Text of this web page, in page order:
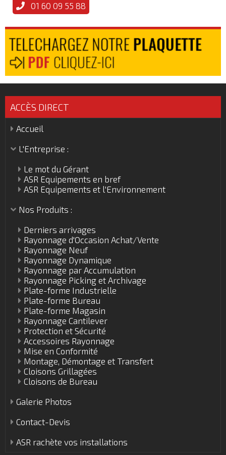
01 60 09 55 88
ACCÈS DIRECT
Accueil
L'Entreprise :
Le mot du Gérant
ASR Equipements en bref
ASR Equipements et l'Environnement
Nos Produits :
Derniers arrivages
Rayonnage d'Occasion Achat/Vente
Rayonnage Neuf
Rayonnage Dynamique
Rayonnage par Accumulation
Rayonnage Picking et Archivage
Plate-forme Industrielle
Plate-forme Bureau
Plate-forme Magasin
Rayonnage Cantilever
Protection et Sécurité
Accessoires Rayonnage
Mise en Conformité
Montage, Démontage et Transfert
Cloisons Grillagées
Cloisons de Bureau
Galerie Photos
Contact-Devis
ASR rachète vos installations